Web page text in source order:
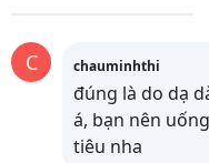
C chauminhthi
đúng là do dạ
á, bạn nên
tiêu nha